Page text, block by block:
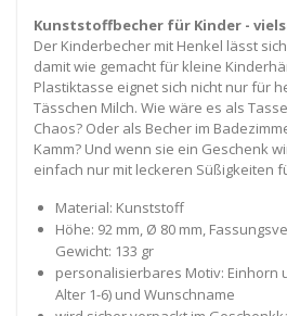
Kunststoffbecher für Kinder -
Der Kinderbecher mit Henkel lässt
damit wie gemacht für kleine
Plastiktasse eignet sich nicht nur für
Tässchen Milch. Wie wäre es als
Chaos? Oder als Becher im
Kamm? Und wenn sie ein Geschenk
einfach nur mit leckeren Süßigkeiten
Material: Kunststoff
Höhe: 92 mm, Ø 80 mm,
Gewicht: 133 gr
personalisierbares Motiv: Einhorn
Alter 1-6) und Wunschname